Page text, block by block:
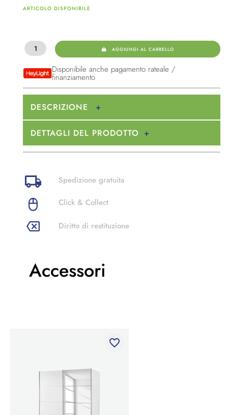
ARTICOLO DISPONIBILE
AGGIUNGI AL CARRELLO
Disponibile anche pagamento rateale /
finanziamento
DESCRIZIONE
DETTAGLI DEL PRODOTTO
Spedizione gratuita
Click & Collect
Diritto di restituzione
Accessori
favorite_border